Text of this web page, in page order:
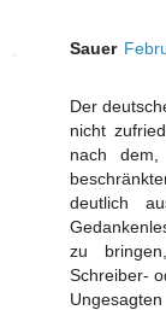
Sauer
Der
nicht
nach
deutlich
zu
Schreiber-